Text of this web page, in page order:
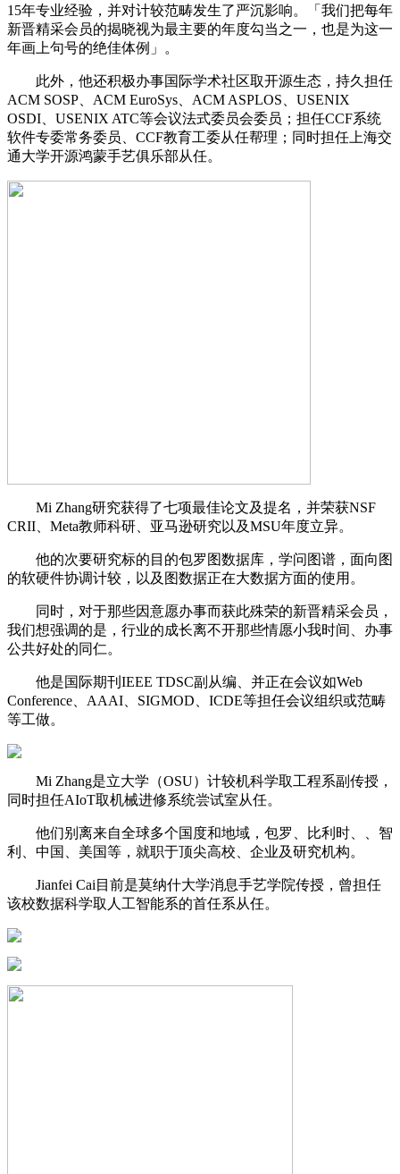
15年专业经验，并对计较范畴发生了严沉影响。「我们把每年
新晋精采会员的揭晓视为最主要的年度勾当之一，也是为这一
年画上句号的绝佳体例」。
此外，他还积极办事国际学术社区取开源生态，持久担任
ACM SOSP、ACM EuroSys、ACM ASPLOS、USENIX
OSDI、USENIX ATC等会议法式委员会委员；担任CCF系统
软件专委常务委员、CCF教育工委从任帮理；同时担任上海交
通大学开源鸿蒙手艺俱乐部从任。
Mi Zhang研究获得了七项最佳论文及提名，并荣获NSF
CRII、Meta教师科研、亚马逊研究以及MSU年度立异。
他的次要研究标的目的包罗图数据库，学问图谱，面向图
的软硬件协调计较，以及图数据正在大数据方面的使用。
同时，对于那些因意愿办事而获此殊荣的新晋精采会员，
我们想强调的是，行业的成长离不开那些情愿小我时间、办事
公共好处的同仁。
他是国际期刊IEEE TDSC副从编、并正在会议如Web
Conference、AAAI、SIGMOD、ICDE等担任会议组织或范畴
等工做。
Mi Zhang是立大学（OSU）计较机科学取工程系副传授，
同时担任AIoT取机械进修系统尝试室从任。
他们别离来自全球多个国度和地域，包罗、比利时、、智
利、中国、美国等，就职于顶尖高校、企业及研究机构。
Jianfei Cai目前是莫纳什大学消息手艺学院传授，曾担任
该校数据科学取人工智能系的首任系从任。